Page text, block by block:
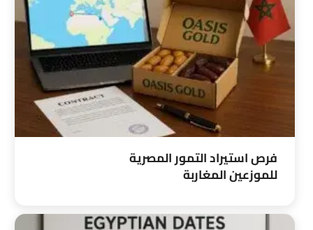
فرص استيراد التمور المصرية
للموزعين المغاربة